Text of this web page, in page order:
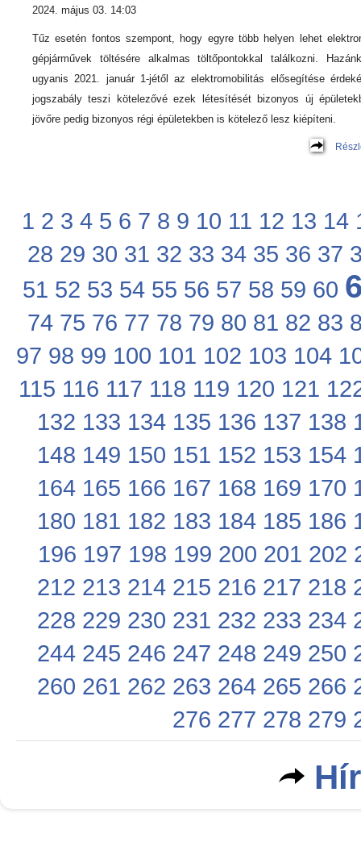
2024. május 03. 14:03
Tűz esetén fontos szempont, hogy egyre több helyen lehet
gépjárművek töltésére alkalmas töltőpontokkal találkozni.
ugyanis 2021. január 1-jétől az elektromobilitás elősegítése
jogszabály teszi kötelezővé ezek létesítését bizonyos új
jövőre pedig bizonyos régi épületekben is kötelező lesz kiépíteni.
1 2 3 4 5 6 7 8 9 10 11 12 13 14
28 29 30 31 32 33 34 35 36 37
51 52 53 54 55 56 57 58 59 60
74 75 76 77 78 79 80 81 82 83
97 98 99 100 101 102 103 104
115 116 117 118 119 120 121
132 133 134 135 136 137 138
148 149 150 151 152 153 154
164 165 166 167 168 169 170
180 181 182 183 184 185 186
196 197 198 199 200 201 202
212 213 214 215 216 217 218
228 229 230 231 232 233 234
244 245 246 247 248 249 250
260 261 262 263 264 265 266
276 277 278 279